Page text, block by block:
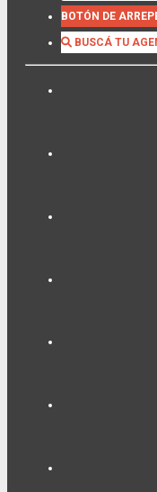
BOTÓN DE
BUSCÁ TU